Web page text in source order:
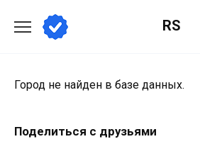
содержанию
RS
Город не найден в базе данных.
Поделиться с друзьями